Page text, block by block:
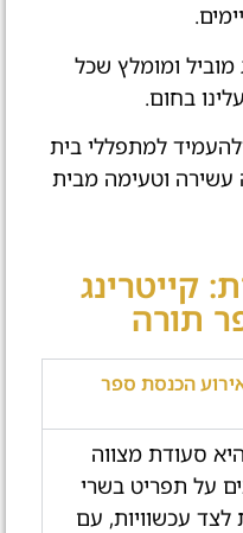
מוביל ומומלץ שכל
בחום.
למתפללי בית
עשירה וטעימה מבית
קייטרינג
תורה
הכנסת ספר
סעודת מצווה
על תפריט בשרי
לצד עכשוויות, עם